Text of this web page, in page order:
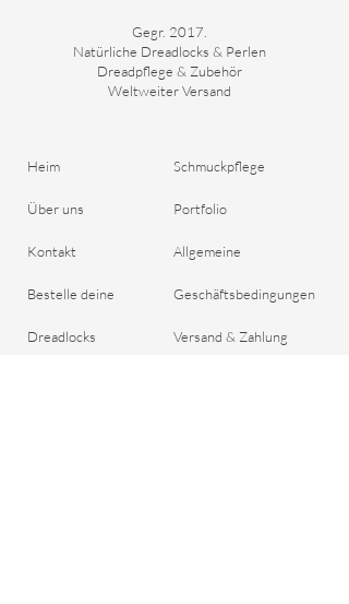
Gegr. 2017.
Natürliche Dreadlocks & Perlen
Dreadpflege & Zubehör
Weltweiter Versand
Heim
Über uns
Kontakt
Bestelle deine
Dreadlocks
Schmuckpflege
Portfolio
Allgemeine
Geschäftsbedingungen
Versand & Zahlung